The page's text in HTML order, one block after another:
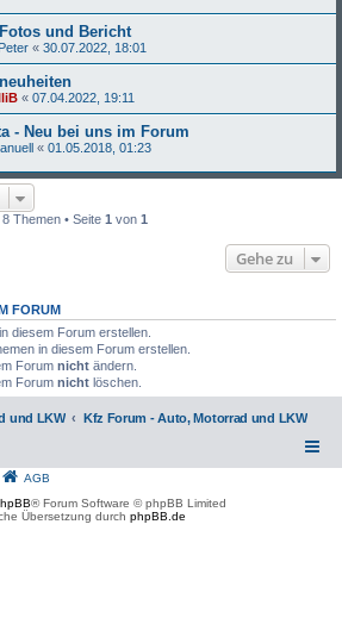
und Bericht
« 30.07.2022, 18:01
« 07.04.2022, 19:11
- Neu bei uns im Forum
« 01.05.2018, 01:23
8 Themen • Seite 1 von 1
Gehe zu
FORUM
diesem Forum erstellen.
in diesem Forum erstellen.
Forum nicht ändern.
Forum nicht löschen.
und LKW Kfz Forum - Auto, Motorrad und LKW
AGB
® Forum Software © phpBB Limited
Übersetzung durch phpBB.de